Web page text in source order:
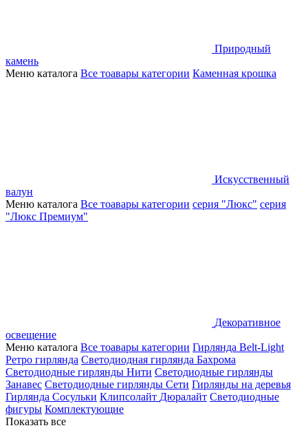
Природный
камень
Меню каталога Все тоавары категории Каменная крошка
Искусственный
валун
Меню каталога Все тоавары категории серия "Люкс" серия
"Люкс Премиум"
Декоративное
освещение
Меню каталога Все тоавары категории Гирлянда Belt-Light
Ретро гирлянда Светодиодная гирлянда Бахрома
Светодиодные гирлянды Нити Светодиодные гирлянды
Занавес Светодиодные гирлянды Сети Гирлянды на деревья
Гирлянда Сосульки Клипсолайт Дюралайт Светодиодные
фигуры Комплектующие
Показать все